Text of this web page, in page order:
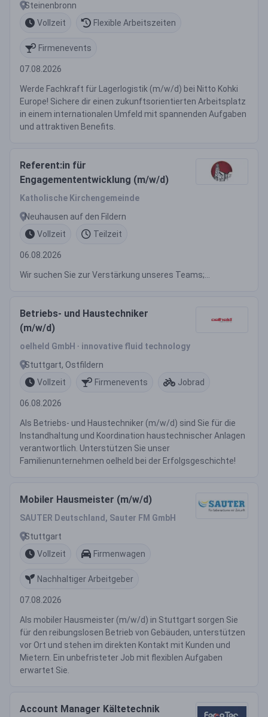
Steinenbronn
Vollzeit
Flexible Arbeitszeiten
Firmenevents
07.08.2026
Werde Fachkraft für Lagerlogistik (m/w/d) bei Nitto Kohki
Europe! Sichere dir einen zukunftsorientierten Arbeitsplatz
in einem internationalen Umfeld mit spannenden Aufgaben
und attraktiven Benefits.
Referent:in für
Engagemententwicklung (m/w/d)
Katholische Kirchengemeinde
Neuhausen auf den Fildern
Vollzeit
Teilzeit
06.08.2026
Wir suchen Sie zur Verstärkung unseres Teams;...
Betriebs- und Haustechniker
(m/w/d)
oelheld GmbH ∙ innovative fluid technology
Stuttgart, Ostfildern
Vollzeit
Firmenevents Jobrad
06.08.2026
Als Betriebs- und Haustechniker (m/w/d) sind Sie für die
Instandhaltung und Koordination haustechnischer Anlagen
verantwortlich. Unterstützen Sie unser
Familienunternehmen oelheld bei der Erfolgsgeschichte!
Mobiler Hausmeister (m/w/d)
SAUTER Deutschland, Sauter FM GmbH
Stuttgart
Vollzeit
Firmenwagen
Nachhaltiger Arbeitgeber
07.08.2026
Als mobiler Hausmeister (m/w/d) in Stuttgart sorgen Sie
für den reibungslosen Betrieb von Gebäuden, unterstützen
vor Ort und stehen im direkten Kontakt mit Kunden und
Mietern. Ein unbefristeter Job mit flexiblen Aufgaben
erwartet Sie.
Account Manager Kältetechnik